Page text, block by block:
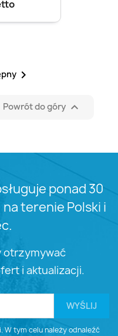

Powrót do góry 
ponad 30
terenie Polski i
otrzymywać
i aktualizacji.
W tym celu należy odnaleźć